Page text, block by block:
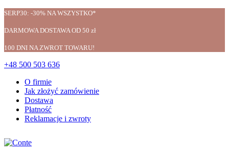
SERP30: -30% NA WSZYSTKO*
DARMOWA DOSTAWA OD 50 zł
100 DNI NA ZWROT TOWARU!
+48 500 503 636
O firmie
Jak złożyć zamówienie
Dostawa
Płatność
Reklamacje i zwroty